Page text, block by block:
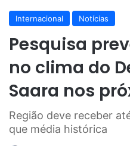
Internacional Notícias
Pesquisa
no clima do
Saara nos
Região deve receber
que média histórica